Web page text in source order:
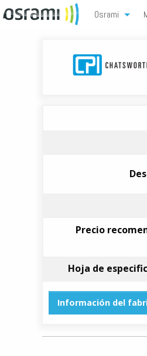
Osrami
Precio
Hoja de
Información del